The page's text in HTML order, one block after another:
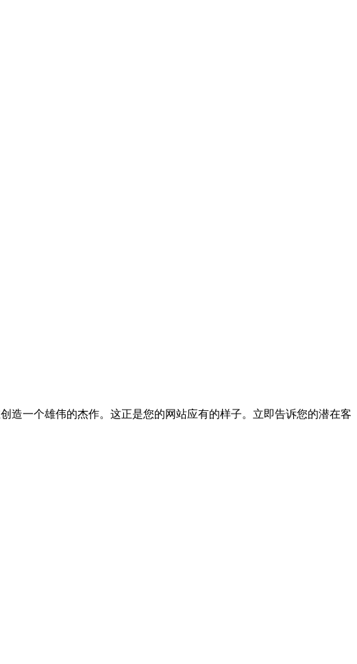
造一个雄伟的杰作。这正是您的网站应有的样子。立即告诉您的潜在客